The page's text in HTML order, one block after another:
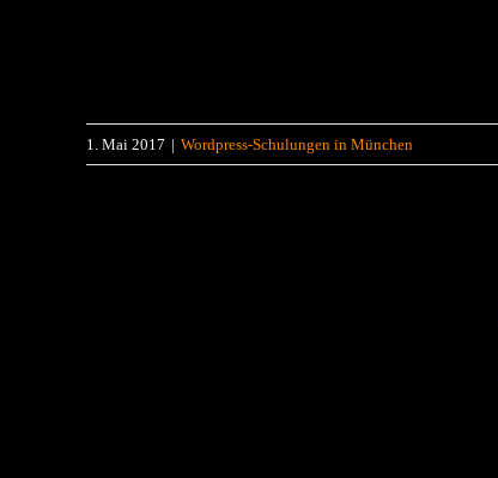
1. Mai 2017 | Wordpress-Schulungen in München